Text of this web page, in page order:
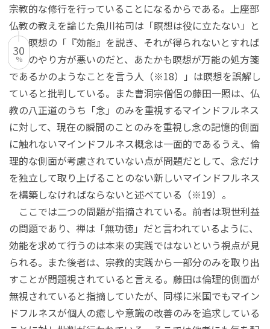
宗教的な修行を行っていることになるからである。上座部
仏教の教えを論じた魚川祐司は「瞑想は役に立たない」と
し、瞑想の「『効能』を説き、それが得られないとすれば
瞑想のやり方が悪いのだと、あたかも瞑想が万能の処方箋
であるかのようなことを言う人（※18）」は瞑想を誤解し
ていると批判している。また曹洞宗僧侶の藤田一照は、仏
教の八正道のうち「念」のみを重視するマインドフルネス
に対して、現在の瞬間のことのみを重視し念の記憶的側面
に触れないマインドフルネス概念は一面的であるうえ、倫
理的な側面が考慮されていない点が問題だとして、念だけ
を独立して取り上げることのない新しいマインドフルネス
を構築しなければならないと述べている（※19）。
ここでは二つの問題が指摘されている。前者は現世利益
の問題であり、禅は「無功徳」だと言われているように、
効能を求めて行うのは本来の実践ではないという視点が見
られる。また後者は、宗教的実践から一部分のみを取り出
すことが問題視されていると言える。藤田は倫理的側面が
無視されていると指摘していたが、同様に米国でもマイン
ドフルネスが個人の癒しや意識の改善のみを追求している
30
%